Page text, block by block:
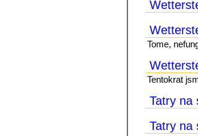
Tome,
Tentokrat
Tatry na
Tatry na